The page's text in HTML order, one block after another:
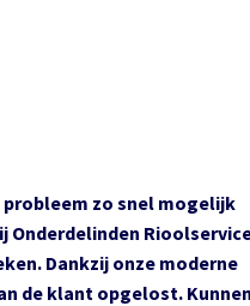
zo snel mogelijk
Dankzij onze moderne
de klant opgelost.